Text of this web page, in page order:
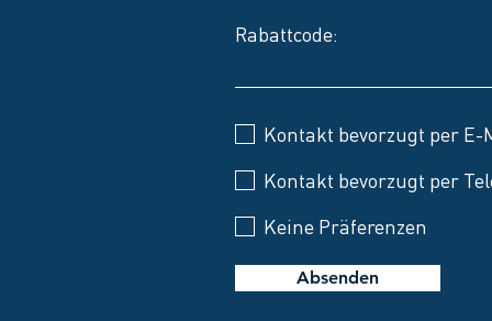
Rabattcode:
Kontakt bevorzugt per E-
Kontakt bevorzugt per
Keine Präferenzen
Absenden